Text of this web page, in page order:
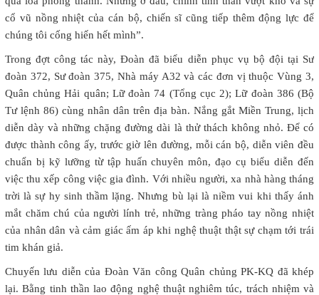
cổ vũ nồng nhiệt của cán bộ, chiến sĩ cũng tiếp thêm động lực để
chúng tôi cống hiến hết mình”.
Trong đợt công tác này, Đoàn đã biểu diễn phục vụ bộ đội tại Sư
đoàn 372, Sư đoàn 375, Nhà máy A32 và các đơn vị thuộc Vùng 3,
Quân chủng Hải quân; Lữ đoàn 74 (Tổng cục 2); Lữ đoàn 386 (Bộ
Tư lệnh 86) cùng nhân dân trên địa bàn. Nắng gắt Miền Trung, lịch
diễn dày và những chặng đường dài là thử thách không nhỏ. Để có
được thành công ấy, trước giờ lên đường, mỗi cán bộ, diễn viên đều
chuẩn bị kỹ lưỡng từ tập huấn chuyên môn, đạo cụ biểu diễn đến
việc thu xếp công việc gia đình. Với nhiều người, xa nhà hàng tháng
trời là sự hy sinh thầm lặng. Nhưng bù lại là niềm vui khi thấy ánh
mắt chăm chú của người lính trẻ, những tràng pháo tay nồng nhiệt
của nhân dân và cảm giác ấm áp khi nghệ thuật thật sự chạm tới trái
tim khán giả.
Chuyến lưu diễn của Đoàn Văn công Quân chủng PK-KQ đã khép
lại. Bằng tinh thần lao động nghệ thuật nghiêm túc, trách nhiệm và